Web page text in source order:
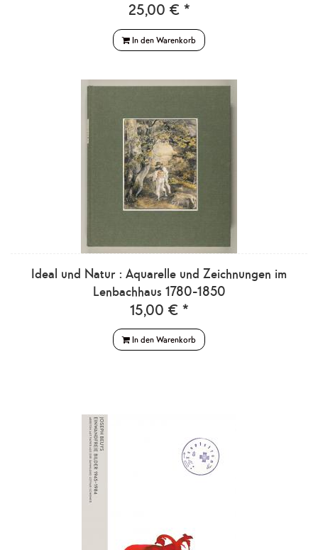
25,00 € *
In den Warenkorb
Ideal und Natur : Aquarelle und Zeichnungen im
Lenbachhaus 1780-1850
15,00 € *
In den Warenkorb